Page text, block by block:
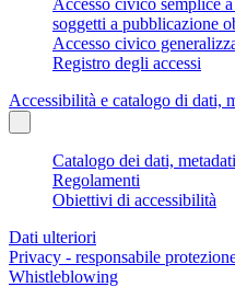
soggetti a pubblicazione
Accesso civico
Registro degli accessi
Accessibilità e catalogo di dati,
Catalogo dei dati,
Regolamenti
Obiettivi di accessibilità
Dati ulteriori
Privacy - responsabile
Whistleblowing